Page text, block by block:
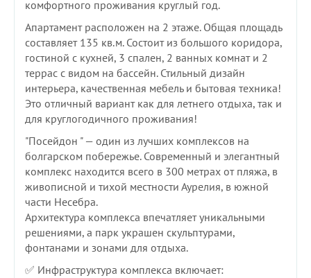
комфортного проживания круглый год.
Апартамент расположен на 2 этаже. Общая площадь
составляет 135 кв.м. Состоит из большого коридора,
гостиной с кухней, 3 спален, 2 ванных комнат и 2
террас с видом на бассейн. Стильный дизайн
интерьера, качественная мебель и бытовая техника!
Это отличный вариант как для летнего отдыха, так и
для круглогодичного проживания!
"Посейдон " — один из лучших комплексов на
болгарском побережье. Современный и элегантный
комплекс находится всего в 300 метрах от пляжа, в
живописной и тихой местности Аурелия, в южной
части Несебра.
Архитектура комплекса впечатляет уникальными
решениями, а парк украшен скульптурами,
фонтанами и зонами для отдыха.
✅ Инфраструктура комплекса включает: